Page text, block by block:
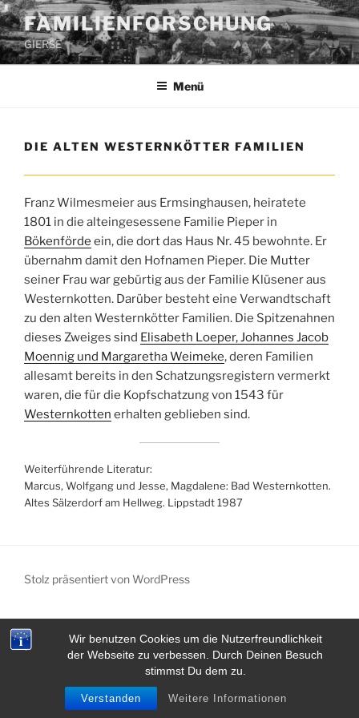
Wir benutzen Cookies um die Nutzerfreundlichkeit
der Webseite zu verbessen. Durch Deinen Besuch
stimmst Du dem zu.
Verstanden Weitere Informationen
Zum
Inhalt
springen
FAMILIENFORSCHUNG
GIERSE
Menü
DIE ALTEN WESTERNKÖTTER FAMILIEN
Franz Wilmesmeier aus Ermsinghausen, heiratete
1801 in die alteingesessene Familie Pieper in
Bökenförde ein, die dort das Haus Nr. 45 bewohnte. Er
übernahm damit den Hofnamen Pieper. Die Mutter
seiner Frau war gebürtig aus der Familie Klüsener aus
Westernkotten. Darüber besteht eine Verwandtschaft
zu den alten Westernkötter Familien. Die Spitzenahnen
dieses Zweiges sind Elisabeth Loeper, Johannes Jacob
Moennig und Margaretha Weimeke, deren Familien
allesamt bereits in den Schatzungsregistern vermerkt
waren, die für die Kopfschatzung von 1543 für
Westernkotten erhalten geblieben sind.
Weiterführende Literatur:
Marcus, Wolfgang und Jesse, Magdalene: Bad Westernkotten.
Altes Sälzerdorf am Hellweg. Lippstadt 1987
Stolz präsentiert von WordPress